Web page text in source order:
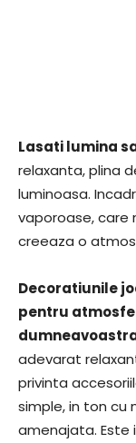
Lasati lumina
relaxanta, plina
luminoasa.
vaporoase, care
creeaza o
Decoratiunile
pentru
adevarat
privinta
simple, in ton cu
amenajata.